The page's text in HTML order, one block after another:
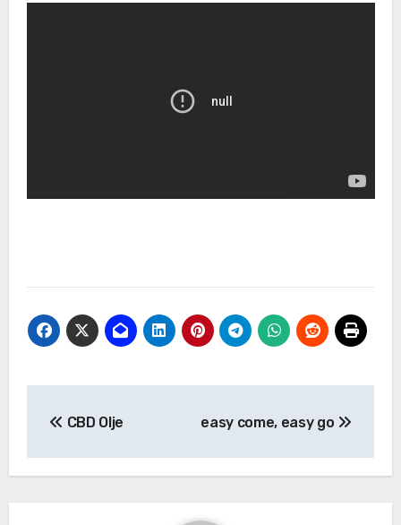
CBD Olje easy come, easy go